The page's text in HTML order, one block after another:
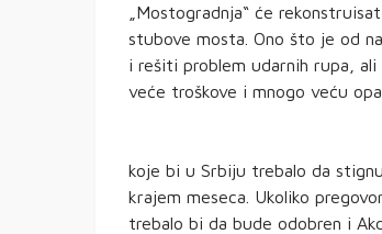
„Mostogradnja“ će
stubove mosta. Ono što je od
i rešiti problem udarnih rupa,
veće troškove i mnogo veću
koje bi u Srbiju trebalo da
krajem meseca. Ukoliko
trebalo bi da bude odobren i